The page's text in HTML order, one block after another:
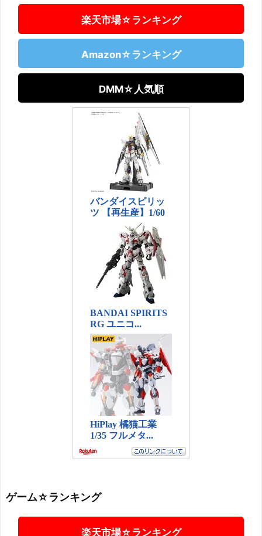
楽天市場☆ランキング
Amazon☆ランキング
DMM☆人気順
ゲーム☆ランキング
楽天市場☆ランキング